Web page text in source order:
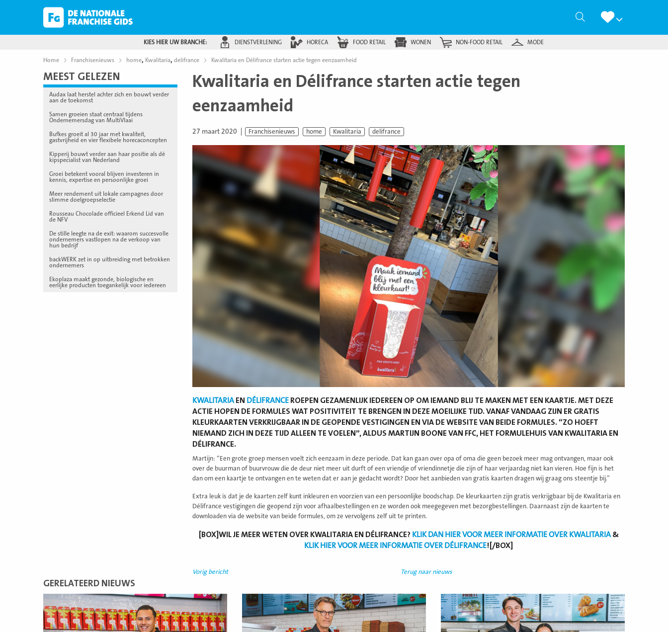
Zoeken
KIES HIER UW BRANCHE: DIENSTVERLENING HORECA FOOD RETAIL WONEN NON-FOOD RETAIL MODE
Home Franchisenieuws home, Kwalitaria, delifrance Kwalitaria en Délifrance starten actie tegen eenzaamheid
MEEST GELEZEN
Audax laat herstel achter zich en bouwt verder
aan de toekomst
Samen groeien staat centraal tijdens
Ondernemersdag van MultiVlaai
Bufkes groeit al 30 jaar met kwaliteit,
gastvrijheid en vier flexibele horecaconcepten
Kipperij bouwt verder aan haar positie als dé
kipspecialist van Nederland
Groei betekent vooral blijven investeren in
kennis, expertise en persoonlijke groei
Meer rendement uit lokale campagnes door
slimme doelgroepselectie
Rousseau Chocolade officieel Erkend Lid van
de NFV
De stille leegte na de exit: waarom succesvolle
ondernemers vastlopen na de verkoop van
hun bedrijf
backWERK zet in op uitbreiding met betrokken
ondernemers
Ekoplaza maakt gezonde, biologische en
eerlijke producten toegankelijk voor iedereen
Kwalitaria en Délifrance starten actie tegen
eenzaamheid
27 maart 2020 Franchisenieuws home Kwalitaria delifrance
KWALITARIAEN DÉLIFRANCE ROEPEN GEZAMENLIJK IEDEREEN OP OM IEMAND BLIJ TE MAKEN MET EEN KAARTJE. MET DEZE
ACTIE HOPEN DE FORMULES WAT POSITIVITEIT TE BRENGEN IN DEZE MOEILIJKE TIJD. VANAF VANDAAG ZIJN ER GRATIS
KLEURKAARTEN VERKRIJGBAAR IN DE GEOPENDE VESTIGINGEN EN VIA DE WEBSITE VAN BEIDE FORMULES. “ZO HOEFT
NIEMAND ZICH IN DEZE TIJD ALLEEN TE VOELEN”, ALDUS MARTIJN BOONE VAN FFC, HET FORMULEHUIS VAN KWALITARIA EN
DÉLIFRANCE.
Martijn: “Een grote groep mensen voelt zich eenzaam in deze periode. Dat kan gaan over opa of oma die geen bezoek meer mag ontvangen, maar ook
over de buurman of buurvrouw die de deur niet meer uit durft of een vriendje of vriendinnetje die zijn of haar verjaardag niet kan vieren. Hoe fijn is het
dan om een kaartje te ontvangen en te weten dat er aan je gedacht wordt? Door het aanbieden van gratis kaarten dragen wij graag ons steentje bij.”
Extra leuk is dat je de kaarten zelf kunt inkleuren en voorzien van een persoonlijke boodschap. De kleurkaarten zijn gratis verkrijgbaar bij de Kwalitaria en
Délifrance vestigingen die geopend zijn voor afhaalbestellingen en ze worden ook meegegeven met bezorgbestellingen. Daarnaast zijn de kaarten te
downloaden via de website van beide formules, om ze vervolgens zelf uit te printen.
[BOX]WIL JE MEER WETEN OVER KWALITARIA EN DÉLIFRANCE? KLIK DAN HIER VOOR MEER INFORMATIE OVER KWALITARIA&
KLIK HIER VOOR MEER INFORMATIE OVER DÉLIFRANCE![/BOX]
Vorig bericht Terug naar nieuws
GERELATEERD NIEUWS
Lees
meer
Lees
meer
Lees
meer